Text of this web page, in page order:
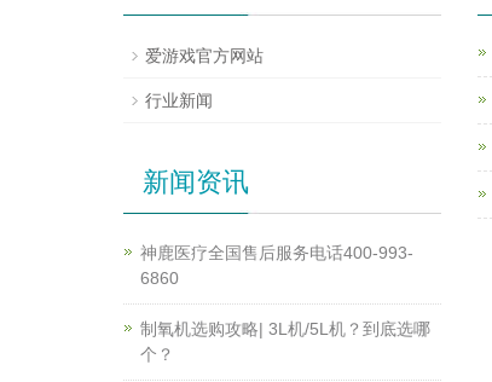
爱游戏官方网站
行业新闻
新闻资讯
神鹿医疗全国售后服务电话400-993-
6860
制氧机选购攻略| 3L机/5L机？到底选哪
个？